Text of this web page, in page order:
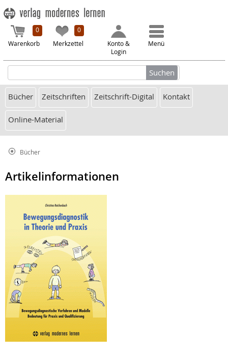
0
Warenkorb
0
Merkzettel
Konto &
Login
Menü
Bücher Zeitschriften Zeitschrift-Digital Kontakt
Online-Material
Bücher
Artikelinformationen